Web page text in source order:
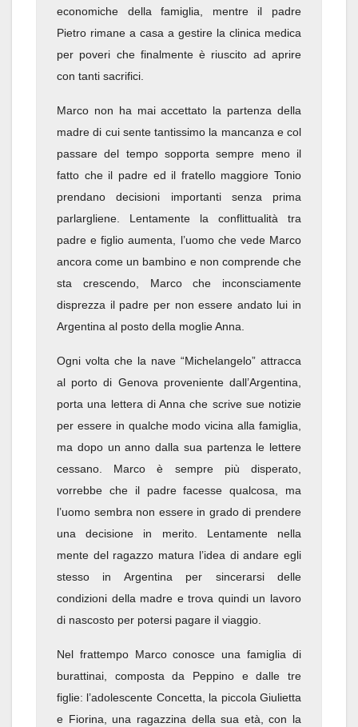
economiche della famiglia, mentre il padre
Pietro rimane a casa a gestire la clinica medica
per poveri che finalmente è riuscito ad aprire
con tanti sacrifici.
Marco non ha mai accettato la partenza della
madre di cui sente tantissimo la mancanza e col
passare del tempo sopporta sempre meno il
fatto che il padre ed il fratello maggiore Tonio
prendano decisioni importanti senza prima
parlargliene. Lentamente la conflittualità tra
padre e figlio aumenta, l’uomo che vede Marco
ancora come un bambino e non comprende che
sta crescendo, Marco che inconsciamente
disprezza il padre per non essere andato lui in
Argentina al posto della moglie Anna.
Ogni volta che la nave “Michelangelo” attracca
al porto di Genova proveniente dall’Argentina,
porta una lettera di Anna che scrive sue notizie
per essere in qualche modo vicina alla famiglia,
ma dopo un anno dalla sua partenza le lettere
cessano. Marco è sempre più disperato,
vorrebbe che il padre facesse qualcosa, ma
l’uomo sembra non essere in grado di prendere
una decisione in merito. Lentamente nella
mente del ragazzo matura l’idea di andare egli
stesso in Argentina per sincerarsi delle
condizioni della madre e trova quindi un lavoro
di nascosto per potersi pagare il viaggio.
Nel frattempo Marco conosce una famiglia di
burattinai, composta da Peppino e dalle tre
figlie: l’adolescente Concetta, la piccola Giulietta
e Fiorina, una ragazzina della sua età, con la